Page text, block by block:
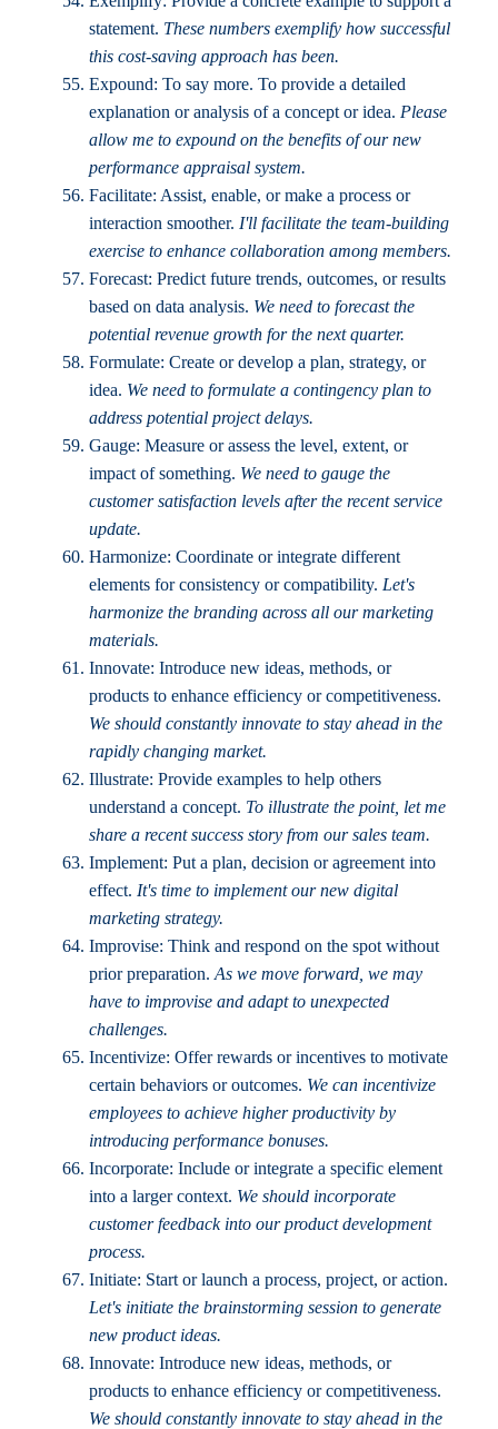
statement. These numbers exemplify how successful
this cost-saving approach has been.
Expound: To say more. To provide a detailed
explanation or analysis of a concept or idea. Please
allow me to expound on the benefits of our new
performance appraisal system.
Facilitate: Assist, enable, or make a process or
interaction smoother. I'll facilitate the team-building
exercise to enhance collaboration among members.
Forecast: Predict future trends, outcomes, or results
based on data analysis. We need to forecast the
potential revenue growth for the next quarter.
Formulate: Create or develop a plan, strategy, or
idea. We need to formulate a contingency plan to
address potential project delays.
Gauge: Measure or assess the level, extent, or
impact of something. We need to gauge the
customer satisfaction levels after the recent service
update.
Harmonize: Coordinate or integrate different
elements for consistency or compatibility. Let's
harmonize the branding across all our marketing
materials.
Innovate: Introduce new ideas, methods, or
products to enhance efficiency or competitiveness.
We should constantly innovate to stay ahead in the
rapidly changing market.
Illustrate: Provide examples to help others
understand a concept. To illustrate the point, let me
share a recent success story from our sales team.
Implement: Put a plan, decision or agreement into
effect. It's time to implement our new digital
marketing strategy.
Improvise: Think and respond on the spot without
prior preparation. As we move forward, we may
have to improvise and adapt to unexpected
challenges.
Incentivize: Offer rewards or incentives to motivate
certain behaviors or outcomes. We can incentivize
employees to achieve higher productivity by
introducing performance bonuses.
Incorporate: Include or integrate a specific element
into a larger context. We should incorporate
customer feedback into our product development
process.
Initiate: Start or launch a process, project, or action.
Let's initiate the brainstorming session to generate
new product ideas.
Innovate: Introduce new ideas, methods, or
products to enhance efficiency or competitiveness.
We should constantly innovate to stay ahead in the